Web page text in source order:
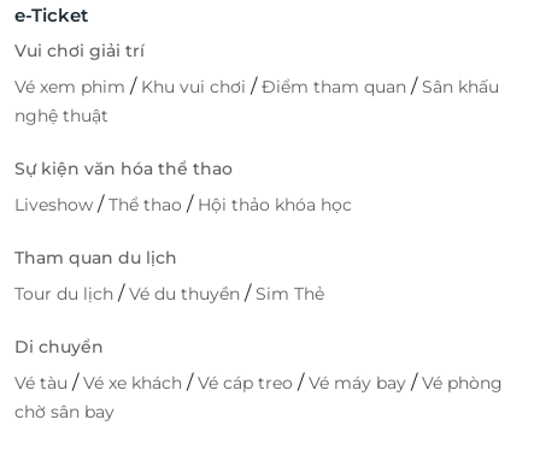
e-Ticket
Vui chơi giải trí
Vé xem phim / Khu vui chơi /Điểm tham quan /Sân khấu
nghệ thuật
Sự kiện văn hóa thể thao
Liveshow /Thể thao / Hội thảo khóa học
Tham quan du lịch
Tour du lịch /Vé du thuyền /Sim Thẻ
Di chuyển
Vé tàu /Vé xe khách /Vé cáp treo /Vé máy bay /Vé phòng
chờ sân bay